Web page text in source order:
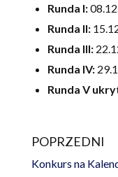
Runda I:
Runda II:
Runda III:
Runda IV:
Runda V
Prev
POPRZEDNI